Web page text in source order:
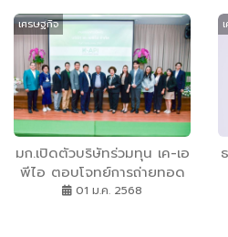
เศรษฐกิจ
มก.เปิดตัวบริษัทร่วมทุน เค-เอ
พีไอ ตอบโจทย์การถ่ายทอด
เทคโนโลยีงานวิจัยสารออก
01 ม.ค. 2568